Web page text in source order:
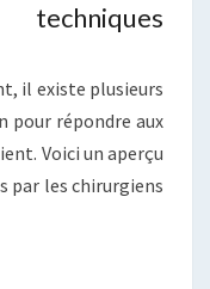
il existe plusieurs
pour répondre aux
Voici un aperçu
par les chirurgiens